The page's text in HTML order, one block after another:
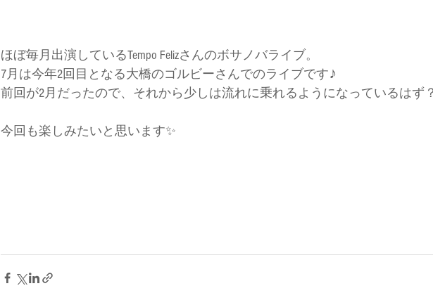
ほぼ毎月出演しているTempo Felizさんのボサノバライブ。
7月は今年2回目となる大橋のゴルビーさんでのライブです♪
前回が2月だったので、それから少しは流れに乗れるようになっているはず
今回も楽しみたいと思います✨